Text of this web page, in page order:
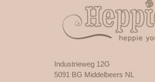
Industrieweg 12G
5091 BG Middelbeers NL